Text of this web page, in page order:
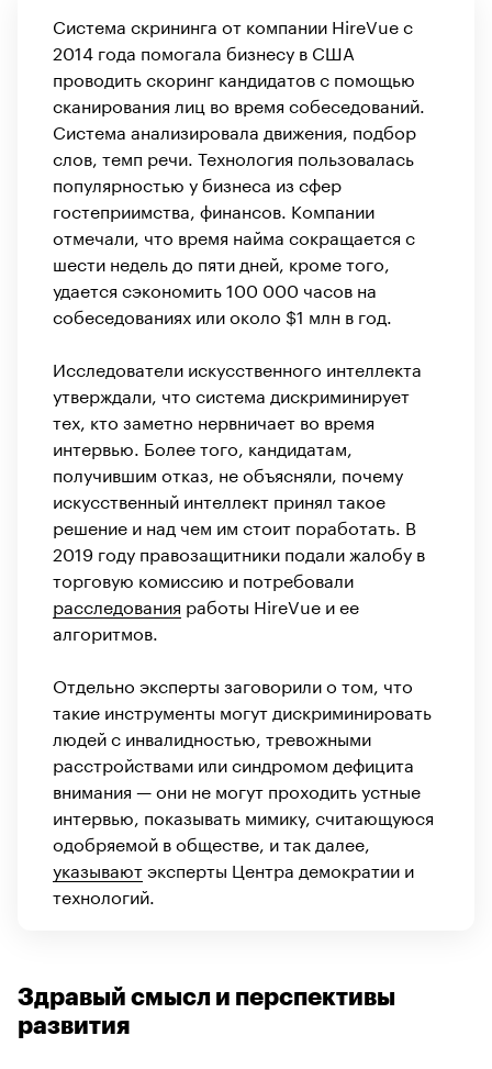
Система скрининга от компании HireVue с
2014 года помогала бизнесу в США
проводить скоринг кандидатов с помощью
сканирования лиц во время собеседований.
Система анализировала движения, подбор
слов, темп речи. Технология пользовалась
популярностью у бизнеса из сфер
гостеприимства, финансов. Компании
отмечали, что время найма сокращается с
шести недель до пяти дней, кроме того,
удается сэкономить 100 000 часов на
собеседованиях или около $1 млн в год.
Исследователи искусственного интеллекта
утверждали, что система дискриминирует
тех, кто заметно нервничает во время
интервью. Более того, кандидатам,
получившим отказ, не объясняли, почему
искусственный интеллект принял такое
решение и над чем им стоит поработать. В
2019 году правозащитники подали жалобу в
торговую комиссию и потребовали
расследования работы HireVue и ее
алгоритмов.
Отдельно эксперты заговорили о том, что
такие инструменты могут дискриминировать
людей с инвалидностью, тревожными
расстройствами или синдромом дефицита
внимания — они не могут проходить устные
интервью, показывать мимику, считающуюся
одобряемой в обществе, и так далее,
указываютэксперты Центра демократии и
технологий.
Здравый смысл и перспективы
развития